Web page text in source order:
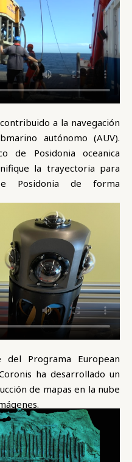
a la navegación
autónomo (AUV).
de Posidonia oceanica
la trayectoria para
Posidonia de forma
Programa European
ha desarrollado un
de mapas en la nube